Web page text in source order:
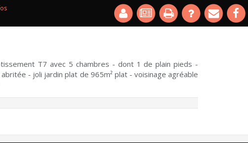
T7 avec 5 chambres - dont 1 de plain pieds -
- joli jardin plat de 965m² plat - voisinage agréable